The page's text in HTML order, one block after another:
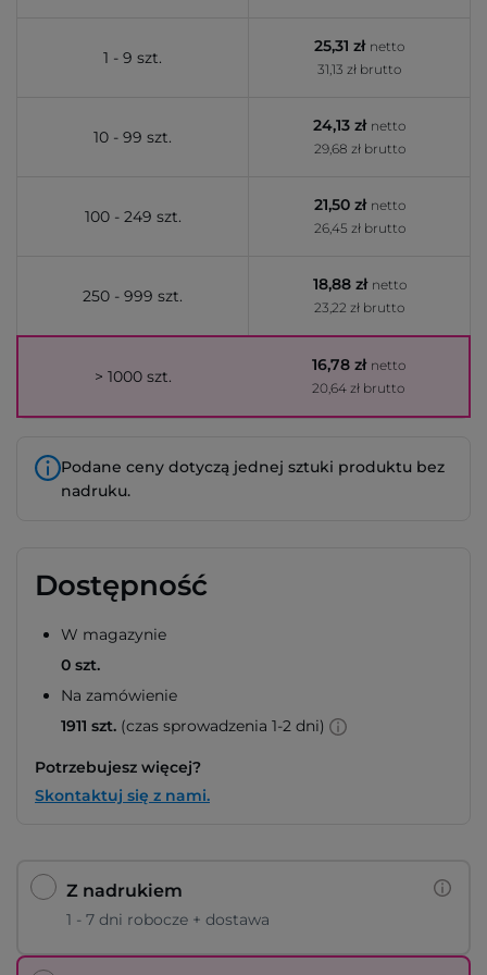
1 - 9 szt.
25,31 zł netto
31,13 zł brutto
10 - 99 szt.
24,13 zł netto
29,68 zł brutto
100 - 249 szt.
21,50 zł netto
26,45 zł brutto
250 - 999 szt.
18,88 zł netto
23,22 zł brutto
> 1000 szt.
16,78 zł netto
20,64 zł brutto
Podane ceny dotyczą jednej sztuki produktu bez
nadruku.
Dostępność
W magazynie
0 szt.
Na zamówienie
1911 szt. (czas sprowadzenia 1-2 dni)
Potrzebujesz więcej?
Skontaktuj się z nami.
Z nadrukiem
1 - 7 dni robocze + dostawa